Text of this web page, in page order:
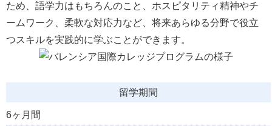
ため、語学力はもちろんのこと、ホスピタリティ精神やチ
ームワーク、柔軟な対応力など、将来あらゆる分野で役立
つスキルを実践的に学ぶことができます。
留学期間
6ヶ月間